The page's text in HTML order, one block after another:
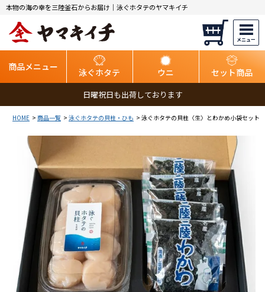
本物の海の幸を三陸釜石からお届け｜泳ぐホタテのヤマキイチ
商品メニュー 泳ぐホタテ ウニ セット商品
日曜祝日も出荷しております
HOME 商品一覧 泳ぐホタテの貝柱・ひも 泳ぐホタテの貝柱〈生〉とわかめ小袋セット